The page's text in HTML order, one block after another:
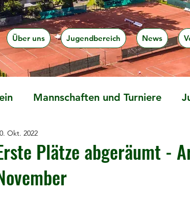
Über uns Jugendbereich News
Mannschaften und Turniere
Plätze abgeräumt -
Okt. 2022